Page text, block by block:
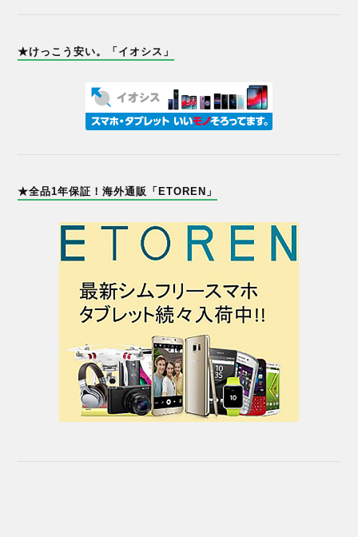
★けっこう安い。「イオシス」
★全品1年保証！海外通販「ETOREN」